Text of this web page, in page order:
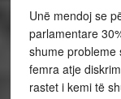
Unë mendoj se
parlamentare
shume probleme
femra atje
rastet i kemi të